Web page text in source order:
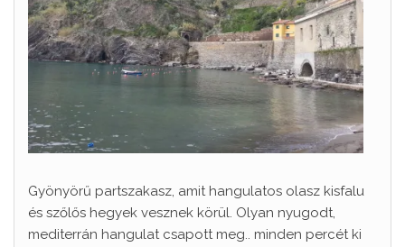
Gyönyörű partszakasz, amit hangulatos olasz kisfalu
és szőlős hegyek vesznek körül. Olyan nyugodt,
mediterrán hangulat csapott meg.. minden percét ki